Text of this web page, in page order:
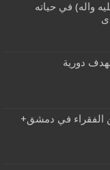
واله) في حياته
دورية
الفقراء في دمشق+